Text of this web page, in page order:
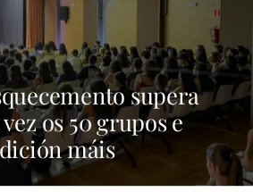
supera
os 50 grupos e
máis
| NOTICIAS XINZO